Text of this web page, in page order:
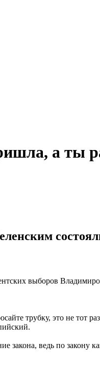
а ты
выборов
трубку, это не тот
закона, ведь по закону